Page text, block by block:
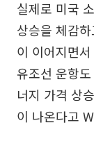
실제로 미국
상승을 체감
이 이어지면
유조선 운항
너지 가격 상
이 나온다고